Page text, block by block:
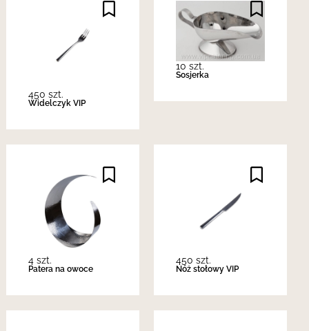
450 szt.
Widelczyk VIP
10 szt.
Sosjerka
4 szt.
Patera na owoce
450 szt.
Nóż stołowy VIP